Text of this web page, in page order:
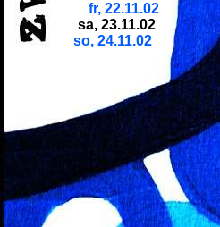
fr, 22.11.02
sa, 23.11.02
so, 24.11.02